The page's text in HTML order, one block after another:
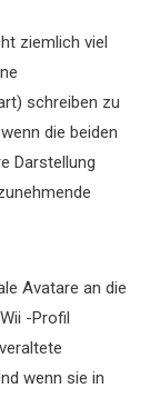
ziemlich viel
schreiben zu
die beiden
Darstellung
Avatare an die
-Profil
wenn sie in